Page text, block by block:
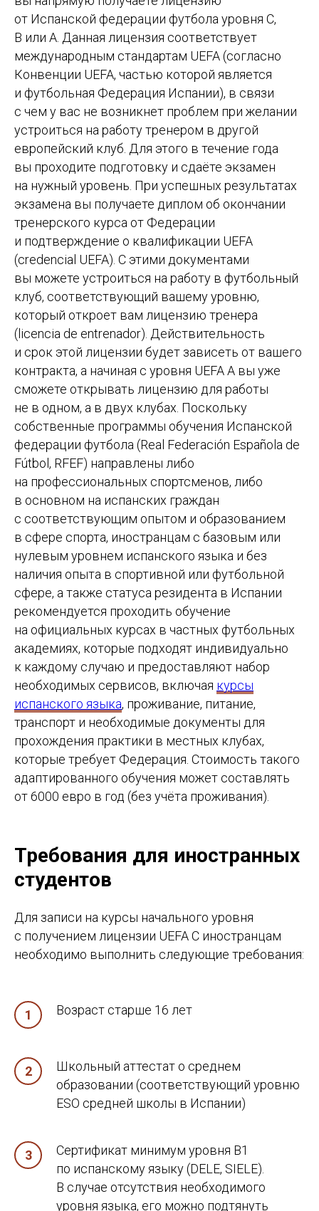
от Испанской федерации футбола уровня С,
В или А. Данная лицензия соответствует
международным стандартам UEFA (согласно
Конвенции UEFA, частью которой является
и футбольная Федерация Испании), в связи
с чем у вас не возникнет проблем при желании
устроиться на работу тренером в другой
европейский клуб. Для этого в течение года
вы проходите подготовку и сдаёте экзамен
на нужный уровень. При успешных результатах
экзамена вы получаете диплом об окончании
тренерского курса от Федерации
и подтверждение о квалификации UEFA
(credencial UEFA). С этими документами
вы можете устроиться на работу в футбольный
клуб, соответствующий вашему уровню,
который откроет вам лицензию тренера
(licencia de entrenador). Действительность
и срок этой лицензии будет зависеть от вашего
контракта, а начиная с уровня UEFA A вы уже
сможете открывать лицензию для работы
не в одном, а в двух клубах. Поскольку
собственные программы обучения Испанской
федерации футбола (Real Federación Española de
Fútbol, RFEF) направлены либо
на профессиональных спортсменов, либо
в основном на испанских граждан
с соответствующим опытом и образованием
в сфере спорта, иностранцам с базовым или
нулевым уровнем испанского языка и без
наличия опыта в спортивной или футбольной
сфере, а также статуса резидента в Испании
рекомендуется проходить обучение
на официальных курсах в частных футбольных
академиях, которые подходят индивидуально
к каждому случаю и предоставляют набор
необходимых сервисов, включая курсы
испанского языка, проживание, питание,
транспорт и необходимые документы для
прохождения практики в местных клубах,
которые требует Федерация. Стоимость такого
адаптированного обучения может составлять
от 6000 евро в год (без учёта проживания).
Требования для иностранных
студентов
Для записи на курсы начального уровня
с получением лицензии UEFA C иностранцам
необходимо выполнить следующие требования:
Возраст старше 16 лет
Школьный аттестат о среднем
образовании (соответствующий уровню
ESO средней школы в Испании)
Сертификат минимум уровня B1
по испанскому языку (DELE, SIELE).
В случае отсутствия необходимого
уровня языка, его можно подтянуть